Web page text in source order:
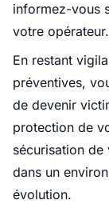
informez-vous
votre opérateur.​
En restant
préventives,
de devenir
protection de
sécurisation de
dans un
évolution.